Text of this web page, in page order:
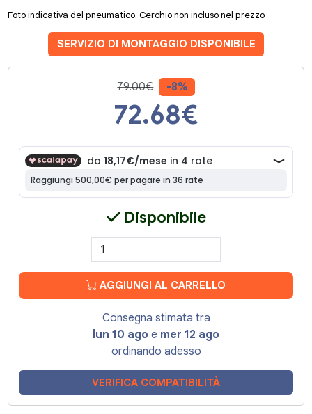
Foto indicativa del pneumatico. Cerchio non incluso nel prezzo
SERVIZIO DI MONTAGGIO DISPONIBILE
79.00€ -8%
72.68€
Disponibile
AGGIUNGI AL CARRELLO
Consegna stimata tra
lun 10 ago e mer 12 ago
ordinando adesso
VERIFICA COMPATIBILITÀ